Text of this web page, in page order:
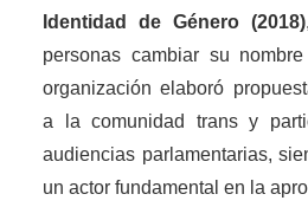
Identidad de Género (2018)
personas cambiar su
organización elaboró
a la comunidad trans y
audiencias parlamentarias,
un actor fundamental en la